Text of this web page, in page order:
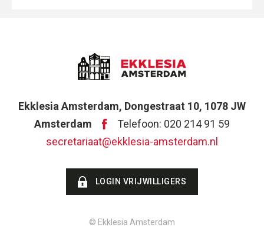
Ekklesia Amsterdam, Dongestraat 10, 1078 JW
Amsterdam
Telefoon: 020 214 91 59
secretariaat@ekklesia-amsterdam.nl
LOGIN VRIJWILLIGERS
© Ekklesia Amsterdam